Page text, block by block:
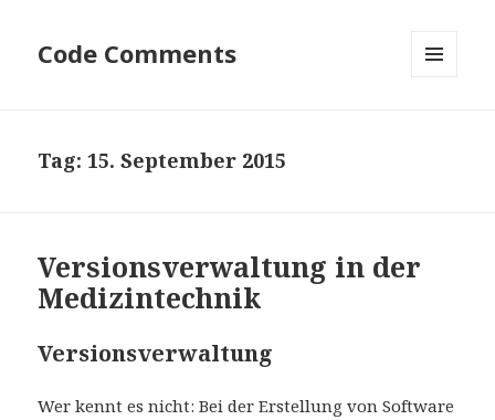
Code Comments
Tag:15. September 2015
Versionsverwaltung in der
Medizintechnik
Versionsverwaltung
Wer kennt es nicht: Bei der Erstellung von Software